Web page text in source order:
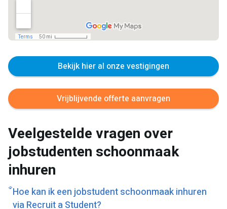
Bekijk hier al onze vestigingen
Vrijblijvende offerte aanvragen
Veelgestelde vragen over
jobstudenten schoonmaak
inhuren
Hoe kan ik een jobstudent schoonmaak inhuren
via Recruit a Student?